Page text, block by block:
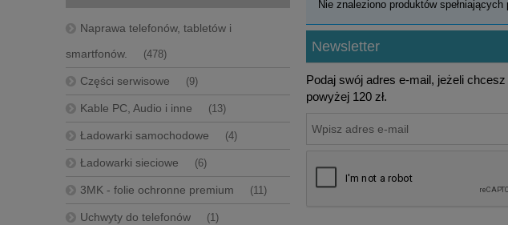
Naprawa telefonów, tabletów i
smartfonów.
(478)
Części serwisowe (9)
Kable PC, Audio i inne (13)
Ładowarki samochodowe (4)
Ładowarki sieciowe (6)
3MK - folie ochronne premium (11)
Uchwyty do telefonów (1)
Nie znaleziono produktów spełniających
Newsletter
Podaj swój adres e-mail, jeżeli
powyżej 120 zł.